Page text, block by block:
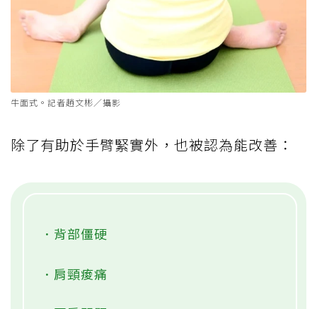
牛面式。記者趙文彬／攝影
除了有助於手臂緊實外，也被認為能改善：
．背部僵硬
．肩頸痠痛